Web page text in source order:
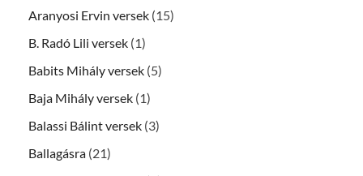
Aranyosi Ervin versek (15)
B. Radó Lili versek (1)
Babits Mihály versek (5)
Baja Mihály versek (1)
Balassi Bálint versek (3)
Ballagásra (21)